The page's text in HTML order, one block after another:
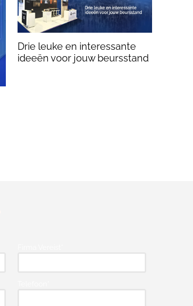
Drie leuke en interessante
ideeën voor jouw beursstand